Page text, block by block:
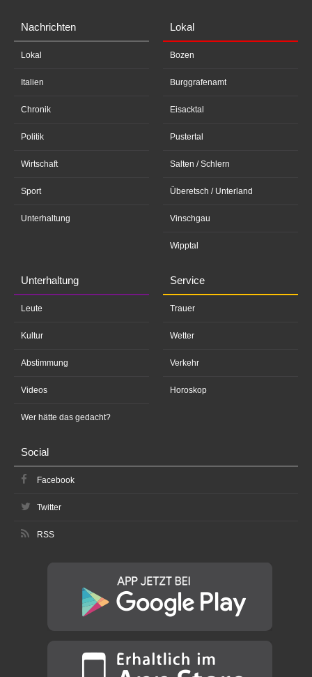
Nachrichten
Lokal
Italien
Chronik
Politik
Wirtschaft
Sport
Unterhaltung
Lokal
Bozen
Burggrafenamt
Eisacktal
Pustertal
Salten / Schlern
Überetsch / Unterland
Vinschgau
Wipptal
Unterhaltung
Leute
Kultur
Abstimmung
Videos
Wer hätte das gedacht?
Service
Trauer
Wetter
Verkehr
Horoskop
Social
Facebook
Twitter
RSS